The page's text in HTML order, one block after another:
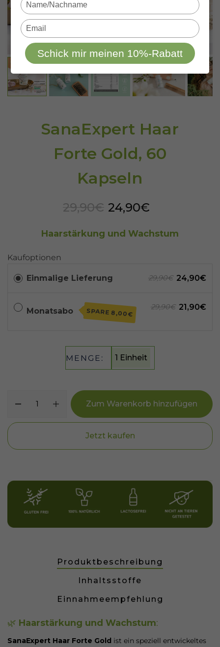
SanaExpert Haar
Forte Gold, 60
Kapseln
29,90€ 24,90€
Haarstärkung und Wachstum
Kaufoptionen
Einmalige Lieferung 29,90€ 24,90€
Monatsabo SPARE8,00€
29,90€ 21,90€
MENGE: 1 Einheit
Zum Warenkorb hinzufügen
Jetzt kaufen
Produktbeschreibung
Inhaltsstoffe
Einnahmeempfehlung
🌿 Haarstärkung und Wachstum:
SanaExpert Haar Forte Gold ist ein speziell entwickeltes
your
name
Type
your
email
Schick mir meinen 10%-Rabatt